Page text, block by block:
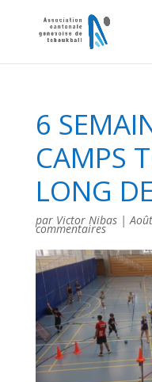
6
CAMPS
LONG
par Victor Nibas|
commentaires